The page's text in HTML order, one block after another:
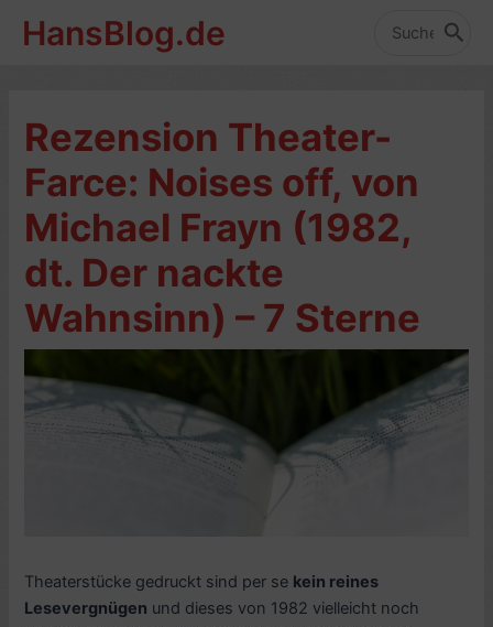
InhaltHansBlog.de
Search
Rezension Theater-
Farce: Noises off, von
Michael Frayn (1982,
dt. Der nackte
Wahnsinn) – 7 Sterne
Theaterstücke gedruckt sind per se kein reines
Lesevergnügen und dieses von 1982 vielleicht noch